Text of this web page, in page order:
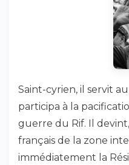
Saint-cyrien, il servit
participa à la
guerre du Rif. Il
français de la zone
immédiatement la